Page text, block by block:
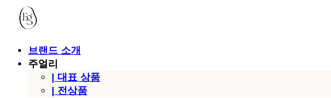
브랜드 소개
주얼리
| 대표 상품
| 전상품